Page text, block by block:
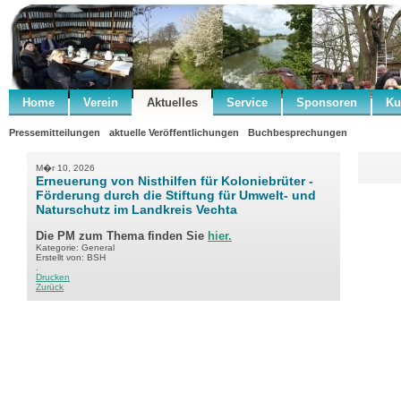
Home Verein Aktuelles Service Sponsoren
Pressemitteilungen aktuelle Veröffentlichungen Buchbesprechungen
M�r 10, 2026
Erneuerung von Nisthilfen für Koloniebrüter -
Förderung durch die Stiftung für Umwelt- und
Naturschutz im Landkreis Vechta
Die PM zum Thema finden Sie hier.
Kategorie: General
Erstellt von: BSH
Drucken
Zurück